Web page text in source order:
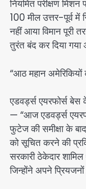
नियमित परीक्षण
100 मील उत्तर-पूर्व
नहीं आया विमान पूरी
तुरंत बंद कर दिया गया
“आठ महान
एडवर्ड्स एयरफोर्स
— “आज एडवर्ड्स
फुटेज की समीक्षा के
को सूचित करने की
सरकारी ठेकेदार
जिन्होंने अपने